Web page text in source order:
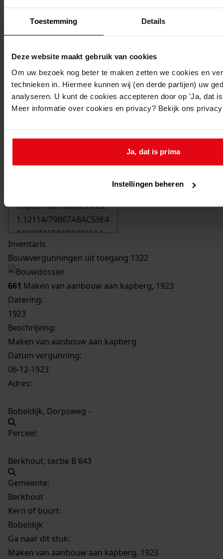
Toestemming Details
Deze website maakt gebruik van cookies
Om uw bezoek nog beter te maken zetten we cookies en
technieken in. Hiermee kunnen wij (en derde partijen) uw
analyseren. U kunt de cookies accepteren door op 'Ja, dat
Meer informatie over cookies en privacy? Bekijk ons
Ja, dat is prima
Instellingen beheren
Inventaris
Bouwvergunningen uit toegang 1322
661 Maken van aanbouw aan kapberg, 1923
Datering:
1923
Beschrijving:
Maken van aanbouw aan kapberg
Datum vergunning:
06-12-1923
Adres:
Bobeldijk, Dorpsweg -
Perceel:
Berkhout, sectie B 843
Gemeente:
Berkhout
Kern of buurt:
Bobeldijk
Ga naar dit stuk:
Maken van aanbouw aan kapberg, 1923